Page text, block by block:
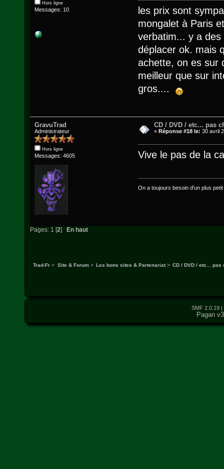
Hors ligne
Messages: 10
les prix sont
mongalet à Paris
verbatim... y a
déplacer ok. mais
achette, on es sur
meilleur que sur
gros....
GravuTrad
Administrateur
Hors ligne
Messages: 4605
CD / DVD / etc... pas
« Réponse #18 le: 30 avril
Vive le pas de la
On a toujours besoin d'un plus
Pages: 1 [2] En haut
Trad-Fr > Site & Forum> Les bons sites & Partenariat> CD / DVD / etc... pas
SMF 2.0.19 |
Pagan